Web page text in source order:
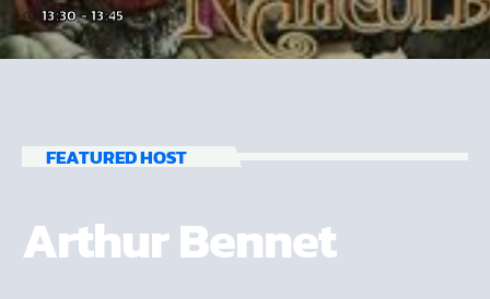
access_time 13:30 - 13:45
FEATURED HOST
Arthur Bennet